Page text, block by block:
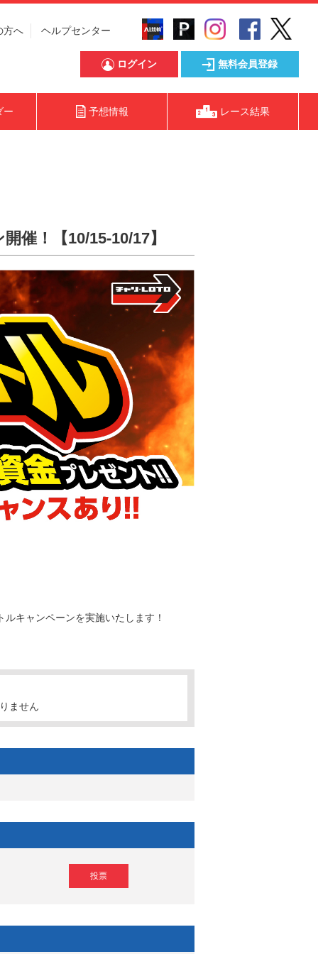
方へ ヘルプセンター
ログイン 無料会員登録
ー 予想情報 レース結果
催！【10/15-10/17】
キャンペーンを実施いたします！
ません
投票